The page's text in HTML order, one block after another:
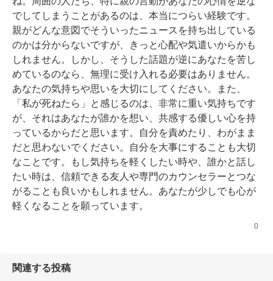
でしてしまうことがあるのは、本当につらい経験です。
親がどんな意図でそういったニュースを持ち出している
のかは分からないですが、きっと心配や気遣いからかも
しれません。しかし、そうした話題が逆にあなたを苦し
めているのなら、無理に受け入れる必要はありません。
あなたの気持ちや思いを大切にしてください。また、
「私が死ねたら」と感じるのは、非常に重い気持ちです
が、それはあなたが誰かを想い、共感する優しい心を持
っているからだと思います。自分を責めたり、わがまま
だと思わないでください。自分を大事にすることも大切
なことです。もし気持ちを軽くしたい時や、誰かと話し
たい時は、信頼できる友人や専門のカウンセラーとつな
がることも良いかもしれません。あなたが少しでも心が
軽くなることを願っています。
0
関連する投稿